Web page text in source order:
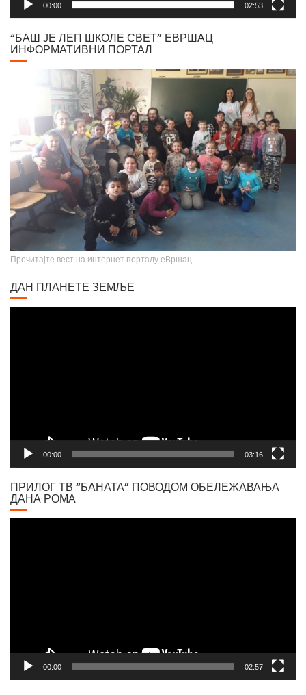
“БАШ ЈЕ ЛЕП ШКОЛЕ СВЕТ” ЕВРШАЦ
ИНФОРМАТИВНИ ПОРТАЛ
Прочитајте вест на интернет порталу еВршац
Video
00:00 03:16
ПРИЛОГ ТВ “БАНАТА” ПОВОДОМ ОБЕЛЕЖАВАЊА
ДАНА РОМА
Video
00:00
НАЈНОВИЈЕ ВЕСТИ